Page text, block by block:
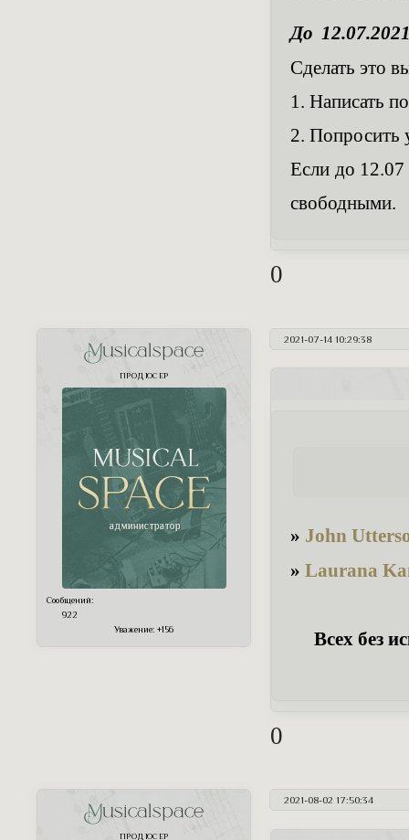
До
Сделать это
1. Написать
2. Попросить
Если до 12.07
свободными.
0
2021-07-14 10:29:38
Musicalspace
ПРОДЮСЕР
Сообщений:
922
Уважение: +156
» John
» Laurana
Всех без
0
2021-08-02 17:50:34
Musicalspace
ПРОДЮСЕР